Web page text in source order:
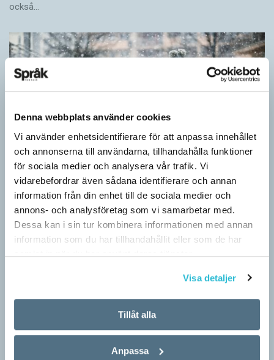
Denna webbplats använder cookies
Vi använder enhetsidentifierare för att anpassa innehållet
och annonserna till användarna, tillhandahålla funktioner
för sociala medier och analysera vår trafik. Vi
vidarebefordrar även sådana identifierare och annan
information från din enhet till de sociala medier och
annons- och analysföretag som vi samarbetar med.
Dessa kan i sin tur kombinera informationen med annan
information som du har tillhandahållit eller som de har
samlat in när du har använt deras tjänster.
Visa detaljer
Tillåt alla
Anpassa
också…
Särskolan byter namn
SPRÅKBLOGGEN
stor del i att detta namnbyte sker är artonåriga Leo Lust…